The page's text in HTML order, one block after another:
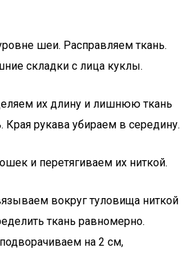
шеи. Расправляем ткань.
складки с лица куклы.
их длину и лишнюю ткань
Края рукава убираем в середину.
и перетягиваем их ниткой.
вокруг туловища ниткой
ткань равномерно.
на 2 см,